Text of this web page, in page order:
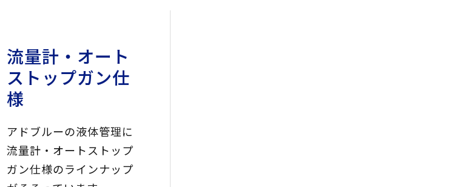
流量計・オート
ストップガン仕
様
アドブルーの液体管理に
流量計・オートストップ
ガン仕様のラインナップ